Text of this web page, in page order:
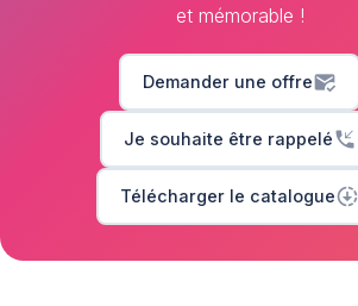
et mémorable !
Demander une offremark_email_read
Je souhaite être rappeléphone_callback
Télécharger le cataloguedownloading